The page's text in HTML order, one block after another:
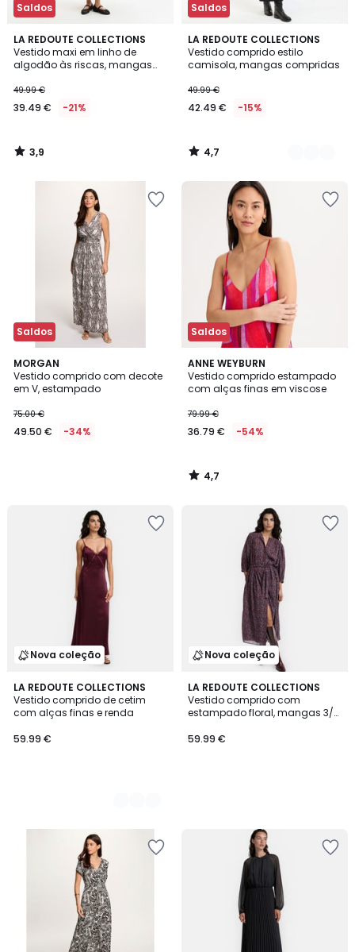
Saldos
LA REDOUTE COLLECTIONS
Vestido maxi em linho de
algodão às riscas, mangas
49.99 €
39.49 € -21%
3,9
/ 5
3,9
/
Saldos
LA REDOUTE COLLECTIONS
Vestido comprido estilo
camisola, mangas compridas
49.99 €
42.49 € -15%
4,7
/ 5
2
Cores
4,7
/
Saldos
MORGAN
Vestido comprido com decote
em V, estampado
75.00 €
49.50 € -34%
Saldos
ANNE WEYBURN
Vestido comprido estampado
com alças finas em viscose
79.99 €
36.79 € -54%
4,7
/ 5
4,7
/
Nova coleção
LA REDOUTE COLLECTIONS
Vestido comprido de cetim
com alças finas e renda
59.99 €
2
Cores
Nova coleção
LA REDOUTE COLLECTIONS
Vestido comprido com
estampado floral, mangas 3/4
59.99 €